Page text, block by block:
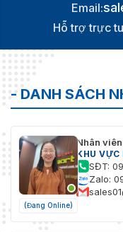
Email:
Hỗ trợ trực
- DANH SÁCH
(Đang Online)
Nhân
KHU
SĐT:
Zalo: